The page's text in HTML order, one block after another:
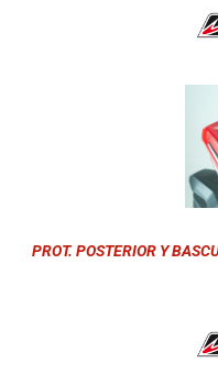
PROT. POSTERIOR Y